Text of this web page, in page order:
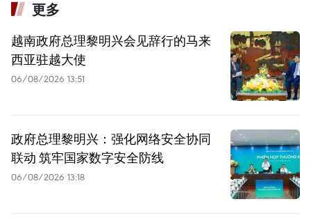
更多
越南政府总理黎明兴会见辞行的马来
西亚驻越大使
06/08/2026 13:51
政府总理黎明兴：强化网络安全协同
联动 筑牢国家数字安全防线
06/08/2026 13:18